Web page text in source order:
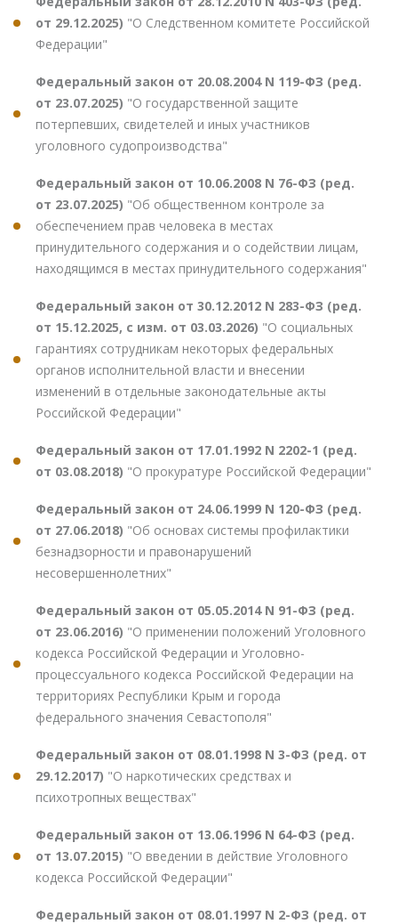
от 29.12.2025) "О Следственном комитете Российской
Федерации"
Федеральный закон от 20.08.2004 N 119-ФЗ (ред.
от 23.07.2025) "О государственной защите
потерпевших, свидетелей и иных участников
уголовного судопроизводства"
Федеральный закон от 10.06.2008 N 76-ФЗ (ред.
от 23.07.2025) "Об общественном контроле за
обеспечением прав человека в местах
принудительного содержания и о содействии лицам,
находящимся в местах принудительного содержания"
Федеральный закон от 30.12.2012 N 283-ФЗ (ред.
от 15.12.2025, с изм. от 03.03.2026) "О социальных
гарантиях сотрудникам некоторых федеральных
органов исполнительной власти и внесении
изменений в отдельные законодательные акты
Российской Федерации"
Федеральный закон от 17.01.1992 N 2202-1 (ред.
от 03.08.2018) "О прокуратуре Российской Федерации"
Федеральный закон от 24.06.1999 N 120-ФЗ (ред.
от 27.06.2018) "Об основах системы профилактики
безнадзорности и правонарушений
несовершеннолетних"
Федеральный закон от 05.05.2014 N 91-ФЗ (ред.
от 23.06.2016) "О применении положений Уголовного
кодекса Российской Федерации и Уголовно-
процессуального кодекса Российской Федерации на
территориях Республики Крым и города
федерального значения Севастополя"
Федеральный закон от 08.01.1998 N 3-ФЗ (ред. от
29.12.2017) "О наркотических средствах и
психотропных веществах"
Федеральный закон от 13.06.1996 N 64-ФЗ (ред.
от 13.07.2015) "О введении в действие Уголовного
кодекса Российской Федерации"
Федеральный закон от 08.01.1997 N 2-ФЗ (ред. от